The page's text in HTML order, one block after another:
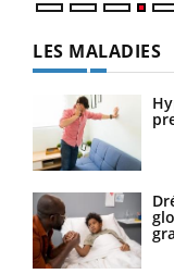
LES MALADIES